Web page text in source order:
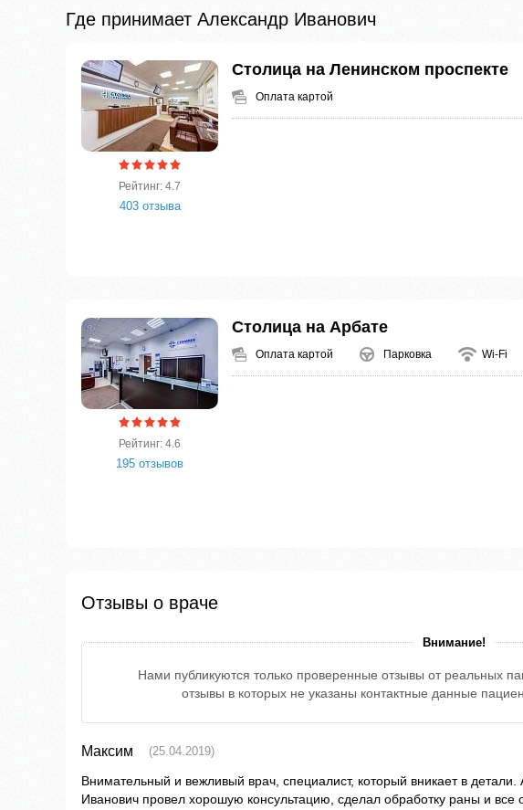
Где принимает Александр Иванович
Рейтинг: 4.7
403 отзыва
Столица на Ленинском проспекте
Оплата картой
Рейтинг: 4.6
195 отзывов
Столица на Арбате
Оплата картой Парковка Wi-Fi
Отзывы о враче
Внимание!
Нами публикуются только проверенные отзывы от реальных
отзывы в которых не указаны контактные данные
Максим (25.04.2019)
Внимательный и вежливый врач, специалист, который вникает в детали.
Иванович провел хорошую консультацию, сделал обработку раны и все